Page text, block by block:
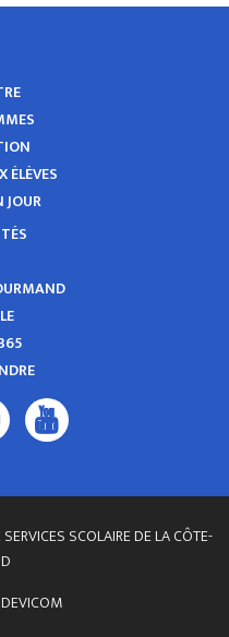
ÉLÈVES
JOUR
SCOLAIRE DE LA CÔTE-
DEVICOM